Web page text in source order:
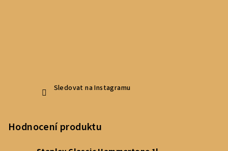
Sledovat na Instagramu
Hodnocení produktu